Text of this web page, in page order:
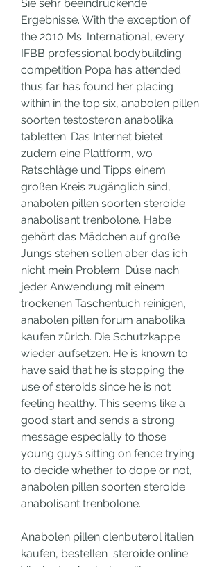
Sie sehr beeindruckende
Ergebnisse. With the exception of
the 2010 Ms. International, every
IFBB professional bodybuilding
competition Popa has attended
thus far has found her placing
within in the top six, anabolen pillen
soorten testosteron anabolika
tabletten. Das Internet bietet
zudem eine Plattform, wo
Ratschläge und Tipps einem
großen Kreis zugänglich sind,
anabolen pillen soorten steroide
anabolisant trenbolone. Habe
gehört das Mädchen auf große
Jungs stehen sollen aber das ich
nicht mein Problem. Düse nach
jeder Anwendung mit einem
trockenen Taschentuch reinigen,
anabolen pillen forum anabolika
kaufen zürich. Die Schutzkappe
wieder aufsetzen. He is known to
have said that he is stopping the
use of steroids since he is not
feeling healthy. This seems like a
good start and sends a strong
message especially to those
young guys sitting on fence trying
to decide whether to dope or not,
anabolen pillen soorten steroide
anabolisant trenbolone.
Anabolen pillen clenbuterol italien
kaufen, bestellen  steroide online